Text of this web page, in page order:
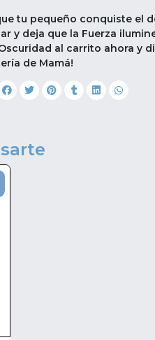
tu pequeño conquiste el
y deja que la Fuerza
al carrito ahora y
de Mamá!